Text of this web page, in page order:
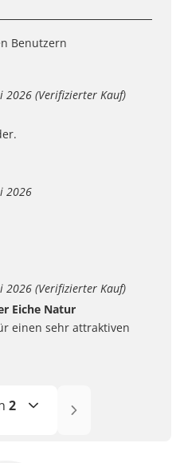
zu zeigen, wie
wie Kundenbewertungen
Benutzern
2026 (Verifizierter Kauf)
2026
2026 (Verifizierter Kauf)
Eiche Natur
einen sehr attraktiven
2